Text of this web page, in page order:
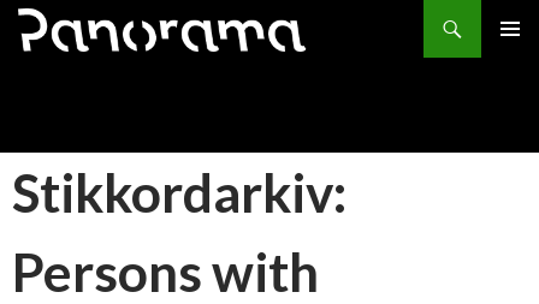
Søk
HOPP
Stikkordarkiv:
Persons with